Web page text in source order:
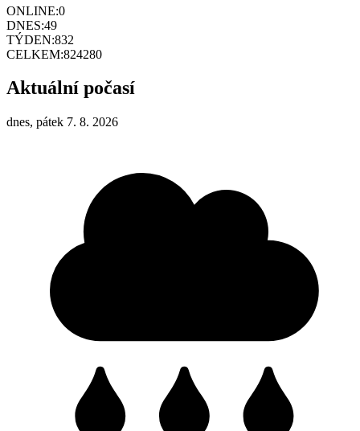
ONLINE:0
DNES:49
TÝDEN:832
CELKEM:824280
Aktuální počasí
dnes, pátek 7. 8. 2026